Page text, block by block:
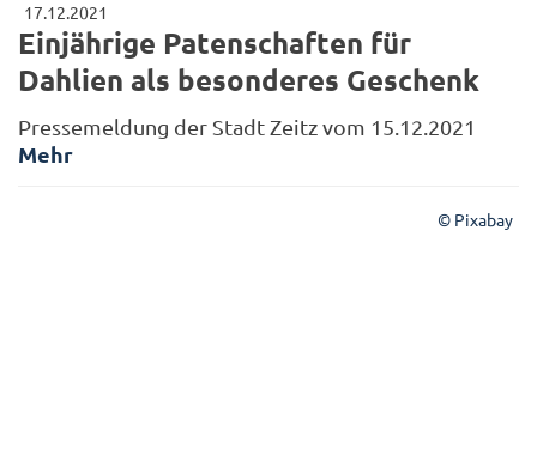
17.12.2021
Einjährige Patenschaften für
Dahlien als besonderes Geschenk
Pressemeldung der Stadt Zeitz vom 15.12.2021
Mehr
© Pixabay